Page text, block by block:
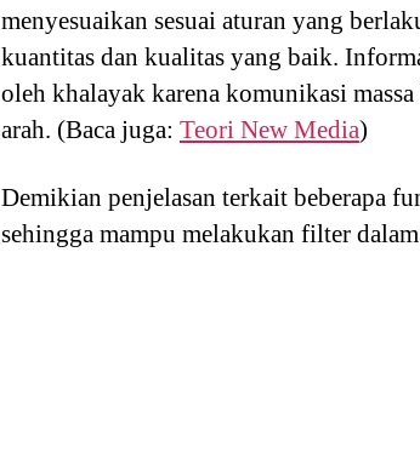
menyesuaikan sesuai aturan yang
kuantitas dan kualitas yang baik.
oleh khalayak karena komunikasi
arah. (Baca juga: Teori New Media)
Demikian penjelasan terkait beberapa
sehingga mampu melakukan filter